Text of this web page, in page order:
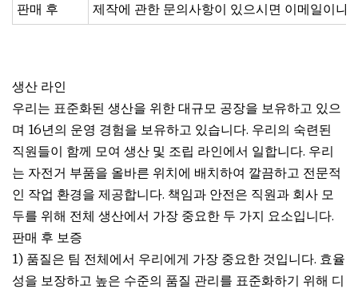
판매 후 제작에 관한 문의사항이 있으시면 이메일이나
생산 라인
우리는 표준화된 생산을 위한 대규모 공장을 보유하고 있으
며 16년의 운영 경험을 보유하고 있습니다. 우리의 숙련된
직원들이 함께 모여 생산 및 조립 라인에서 일합니다. 우리
는 자전거 부품을 올바른 위치에 배치하여 깔끔하고 전문적
인 작업 환경을 제공합니다. 책임과 안전은 직원과 회사 모
두를 위해 전체 생산에서 가장 중요한 두 가지 요소입니다.
판매 후 보증
1) 품질은 팀 전체에서 우리에게 가장 중요한 것입니다. 효율
성을 보장하고 높은 수준의 품질 관리를 표준화하기 위해 디